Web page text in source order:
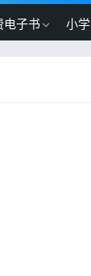
电子书 小学